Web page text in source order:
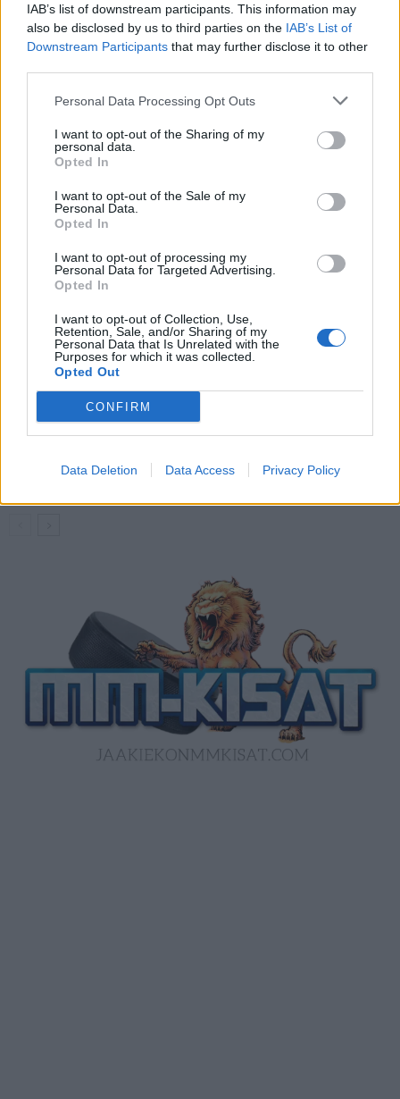
IAB’s list of downstream participants. This information may
also be disclosed by us to third parties on the IAB’s List of
Downstream Participants that may further disclose it to other
Personal Data Processing Opt Outs
I want to opt-out of the Sharing of my
personal data.
Opted In
I want to opt-out of the Sale of my
Personal Data.
Opted In
I want to opt-out of processing my
Personal Data for Targeted Advertising.
Opted In
I want to opt-out of Collection, Use,
Retention, Sale, and/or Sharing of my
Personal Data that Is Unrelated with the
Purposes for which it was collected.
Opted Out
CONFIRM
Data Deletion Data Access Privacy Policy
Edellinen artikkeli
Pittsburghin kokoonpanoon –
pääsi heti tehopisteille
Seuraava artikkeli
maalin – kiekko reppuun
LIITTYVÄT ARTIKKELIT
Leijonat julkisti ketjut Sveitsi-peliin –
Aleksander Barkov tekee paluun
Venäläisveskari sekosi Suomen 2.
divisioonassa – sai samasta tilanteesta
50 jäähyminuuttia
Kanada – USA klo 15:10 – näin katsot